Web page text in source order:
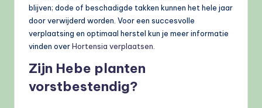
blijven; dode of beschadigde takken kunnen het hele jaar
door verwijderd worden. Voor een succesvolle
verplaatsing en optimaal herstel kun je meer informatie
vinden overHortensia verplaatsen
Zijn Hebe planten
vorstbestendig?